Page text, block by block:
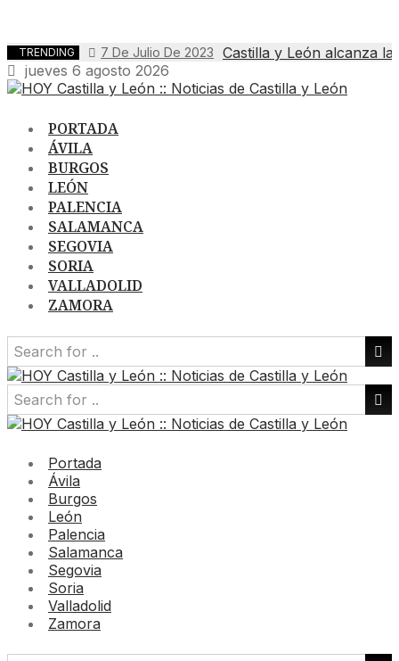
TRENDING 7 De Julio De 2023
Castilla y León alcanza
jueves 6 agosto 2026
PORTADA
ÁVILA
BURGOS
LEÓN
PALENCIA
SALAMANCA
SEGOVIA
SORIA
VALLADOLID
ZAMORA
Portada
Ávila
Burgos
León
Palencia
Salamanca
Segovia
Soria
Valladolid
Zamora